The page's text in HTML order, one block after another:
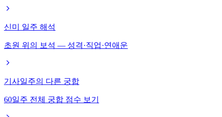
신미 일주 해석
초원 위의 보석 — 성격·직업·연애운
기사일주의 다른 궁합
60일주 전체 궁합 점수 보기